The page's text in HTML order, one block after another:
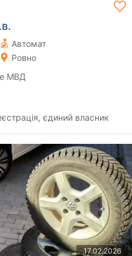
Автомат
Ровно
МВД
Перша реєстрація, єдиний власник
17.02.2026